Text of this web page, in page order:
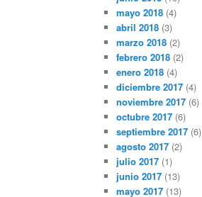
mayo 2018 (4)
abril 2018 (3)
marzo 2018 (2)
febrero 2018 (2)
enero 2018 (4)
diciembre 2017 (4)
noviembre 2017 (6)
octubre 2017 (6)
septiembre 2017 (6)
agosto 2017 (2)
julio 2017 (1)
junio 2017 (13)
mayo 2017 (13)